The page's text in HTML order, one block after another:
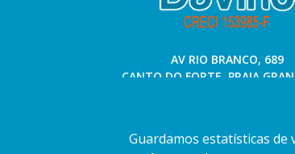
Guardamos estatísticas
AV RIO BRANCO, 689
CANTO DO FORTE, PRAIA